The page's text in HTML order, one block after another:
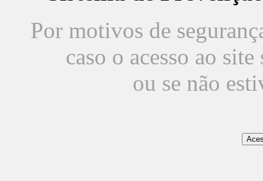
Por motivos de
caso o acesso ao
ou se não